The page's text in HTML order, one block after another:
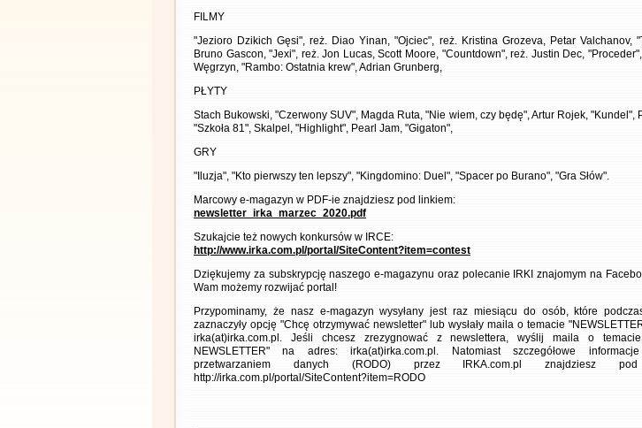
FILMY
"Jezioro Dzikich Gęsi", reż. Diao Yinan, "Ojciec", reż. Kristina Grozeva, Petar Valchanov,
Bruno Gascon, "Jexi", reż. Jon Lucas, Scott Moore, "Countdown", reż. Justin Dec,
Węgrzyn, "Rambo: Ostatnia krew", Adrian Grunberg,
PŁYTY
Stach Bukowski, "Czerwony SUV", Magda Ruta, "Nie wiem, czy będę", Artur Rojek, "Kundel",
"Szkoła 81", Skalpel, "Highlight", Pearl Jam, "Gigaton",
GRY
"Iluzja", "Kto pierwszy ten lepszy", "Kingdomino: Duel", "Spacer po Burano", "Gra Słów".
Marcowy e-magazyn w PDF-ie znajdziesz pod linkiem:
newsletter_irka_marzec_2020.pdf
Szukajcie też nowych konkursów w IRCE:
http://www.irka.com.pl/portal/SiteContent?item=contest
Dziękujemy za subskrypcję naszego e-magazynu oraz polecanie IRKI znajomym na
Wam możemy rozwijać portal!
Przypominamy, że nasz e-magazyn wysyłany jest raz miesiącu do osób, które
zaznaczyły opcję "Chcę otrzymywać newsletter" lub wysłały maila o temacie
irka(at)irka.com.pl. Jeśli chcesz zrezygnować z newslettera, wyślij maila o
NEWSLETTER" na adres: irka(at)irka.com.pl. Natomiast szczegółowe
przetwarzaniem danych (RODO) przez IRKA.com.pl znajdziesz
http://irka.com.pl/portal/SiteContent?item=RODO